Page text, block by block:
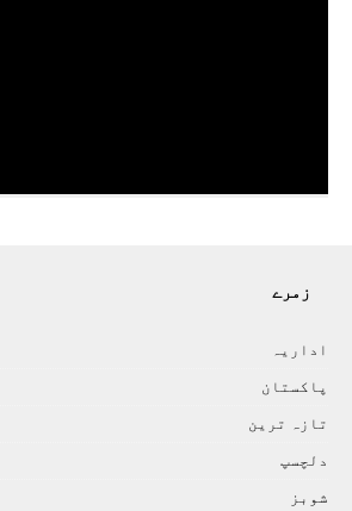
زمرے
اداريہ
پاکستان
تازہ ترين
دلچسپ
شوبز